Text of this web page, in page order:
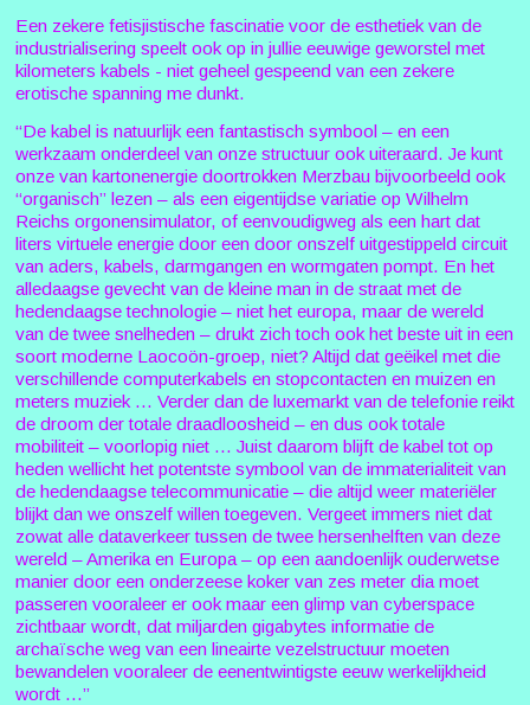
Een zekere fetisjistische fascinatie voor de esthetiek van de
industrialisering speelt ook op in jullie eeuwige geworstel met
kilometers kabels - niet geheel gespeend van een zekere
erotische spanning me dunkt.
“De kabel is natuurlijk een fantastisch symbool – en een
werkzaam onderdeel van onze structuur ook uiteraard. Je kunt
onze van kartonenergie doortrokken Merzbau bijvoorbeeld ook
“organisch” lezen – als een eigentijdse variatie op Wilhelm
Reichs orgonensimulator, of eenvoudigweg als een hart dat
liters virtuele energie door een door onszelf uitgestippeld circuit
van aders, kabels, darmgangen en wormgaten pompt. En het
alledaagse gevecht van de kleine man in de straat met de
hedendaagse technologie – niet het europa, maar de wereld
van de twee snelheden – drukt zich toch ook het beste uit in een
soort moderne Laocoön-groep, niet? Altijd dat geëikel met die
verschillende computerkabels en stopcontacten en muizen en
meters muziek ... Verder dan de luxemarkt van de telefonie reikt
de droom der totale draadloosheid – en dus ook totale
mobiliteit – voorlopig niet ... Juist daarom blijft de kabel tot op
heden wellicht het potentste symbool van de immaterialiteit van
de hedendaagse telecommunicatie – die altijd weer materiëler
blijkt dan we onszelf willen toegeven. Vergeet immers niet dat
zowat alle dataverkeer tussen de twee hersenhelften van deze
wereld – Amerika en Europa – op een aandoenlijk ouderwetse
manier door een onderzeese koker van zes meter dia moet
passeren vooraleer er ook maar een glimp van cyberspace
zichtbaar wordt, dat miljarden gigabytes informatie de
archaïsche weg van een lineairte vezelstructuur moeten
bewandelen vooraleer de eenentwintigste eeuw werkelijkheid
wordt ...”